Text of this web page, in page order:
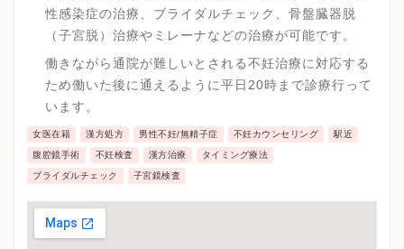
性感染症の治療、ブライダルチェック、骨盤臓器脱
（子宮脱）治療やミレーナなどの治療が可能です。
働きながら通院が難しいとされる不妊治療に対応する
ため働いた後に通えるように平日20時まで診療行って
います。
女医在籍 漢方処方 男性不妊/無精子症 不妊カウンセリング 駅近
腹腔鏡手術 不妊検査 漢方治療 タイミング療法
ブライダルチェック 子宮鏡検査